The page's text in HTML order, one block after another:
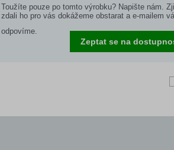
Toužíte pouze po tomto výrobku? Napište nám.
zdali ho pro vás dokážeme obstarat a e-mailem
odpovíme.
Zeptat se na